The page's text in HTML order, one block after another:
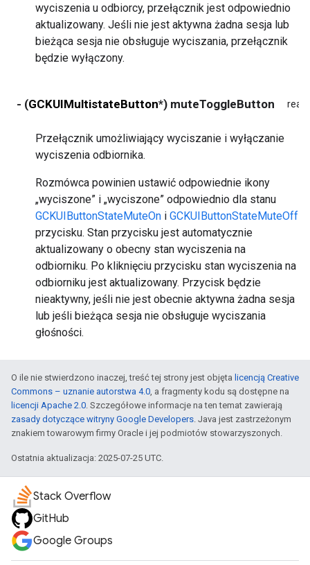
wyciszenia u odbiorcy, przełącznik jest odpowiednio
aktualizowany. Jeśli nie jest aktywna żadna sesja lub
bieżąca sesja nie obsługuje wyciszania, przełącznik
będzie wyłączony.
- (GCKUIMultistateButton*) muteToggleButton read
Przełącznik umożliwiający wyciszanie i wyłączanie
wyciszenia odbiornika.
Rozmówca powinien ustawić odpowiednie ikony
„wyciszone” i „wyciszone” odpowiednio dla stanu
GCKUIButtonStateMuteOn i GCKUIButtonStateMuteOff
przycisku. Stan przycisku jest automatycznie
aktualizowany o obecny stan wyciszenia na
odbiorniku. Po kliknięciu przycisku stan wyciszenia na
odbiorniku jest aktualizowany. Przycisk będzie
nieaktywny, jeśli nie jest obecnie aktywna żadna sesja
lub jeśli bieżąca sesja nie obsługuje wyciszania
głośności.
O ile nie stwierdzono inaczej, treść tej strony jest objęta licencją Creative
Commons – uznanie autorstwa 4.0 , a fragmenty kodu są dostępne na
licencji Apache 2.0 . Szczegółowe informacje na ten temat zawierają
zasady dotyczące witryny Google Developers . Java jest zastrzeżonym
znakiem towarowym firmy Oracle i jej podmiotów stowarzyszonych.
Ostatnia aktualizacja: 2025-07-25 UTC.
Stack Overflow
GitHub
Google Groups